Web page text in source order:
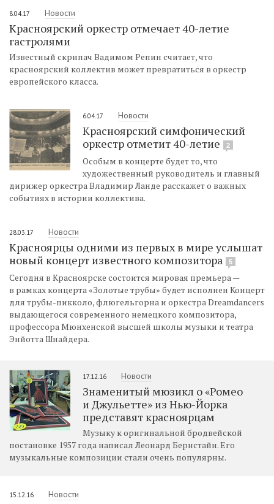
8.04.17 Новости
Красноярский оркестр отмечает 40-летие
гастролями
Известный скрипач Вадимом Репин считает, что
красноярский коллектив может превратиться в оркестр
европейского класса.
6.04.17 Новости
Красноярский симфонический
оркестр отметит 40-летие
2
Особым в концерте будет то, что
художественный руководитель и главный
дирижер оркестра Владимир Ланде расскажет о важных
событиях в истории коллектива.
28.03.17 Новости
Красноярцы одними из первых в мире услышат
новый концерт известного композитора
5
Сегодня в Красноярске состоится мировая премьера —
в рамках концерта «Золотые трубы» будет исполнен Концерт
для трубы-пикколо, флюгельгорна и оркестра Dreamdancers
выдающегося современного немецкого композитора,
профессора Мюнхенской высшей школы музыки и театра
Энйотта Шнайдера.
17.12.16 Новости
Знаменитый мюзикл о «Ромео
и Джульетте» из Нью-Йорка
представят красноярцам
Музыку к оригинальной бродвейской
постановке 1957 года написал Леонард Бернстайн. Его
музыкальные композиции стали очень популярны.
15.12.16 Новости